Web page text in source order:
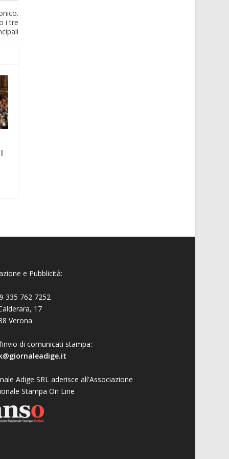
i tre
e Pubblicità:
335 762 7252
17
Verona
di comunicati stampa:
Adige SRL aderisce all'Associazione
Stampa On Line